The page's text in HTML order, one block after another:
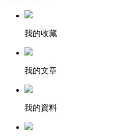
我的收藏
我的文章
我的資料